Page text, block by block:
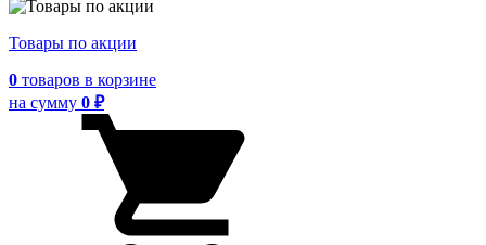
Товары по акции
0 товаров в корзине
на сумму 0 ₽